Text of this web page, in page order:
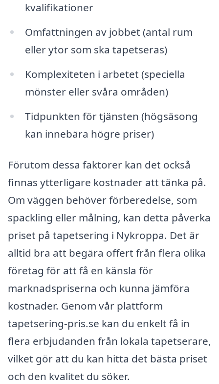
kvalifikationer
Omfattningen av jobbet (antal rum
eller ytor som ska tapetseras)
Komplexiteten i arbetet (speciella
mönster eller svåra områden)
Tidpunkten för tjänsten (högsäsong
kan innebära högre priser)
Förutom dessa faktorer kan det också
finnas ytterligare kostnader att tänka på.
Om väggen behöver förberedelse, som
spackling eller målning, kan detta påverka
priset på tapetsering i Nykroppa. Det är
alltid bra att begära offert från flera olika
företag för att få en känsla för
marknadspriserna och kunna jämföra
kostnader. Genom vår plattform
tapetsering-pris.se kan du enkelt få in
flera erbjudanden från lokala tapetserare,
vilket gör att du kan hitta det bästa priset
och den kvalitet du söker.